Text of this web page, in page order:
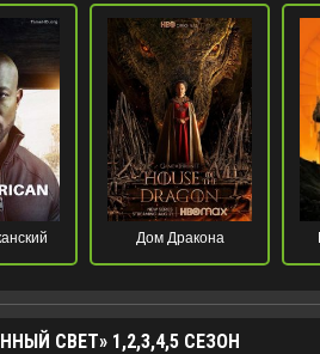
Дом Дракона
СВЕТ» 1,2,3,4,5 СЕЗОН